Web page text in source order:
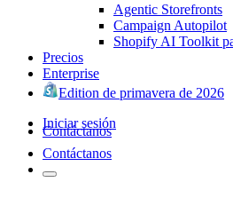
Agentic Storefronts
Campaign Autopilot
Shopify AI Toolkit
Precios
Enterprise
Edition de primavera de 2026
Iniciar sesión
Contáctanos
Contáctanos